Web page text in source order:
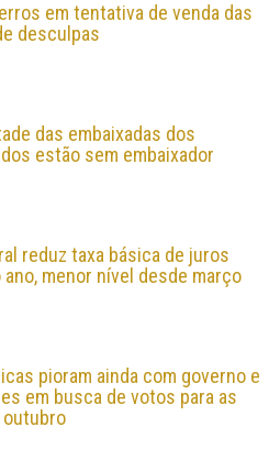
em tentativa de venda das
desculpas
das embaixadas dos
estão sem embaixador
reduz taxa básica de juros
ano, menor nível desde março
pioram ainda com governo e
em busca de votos para as